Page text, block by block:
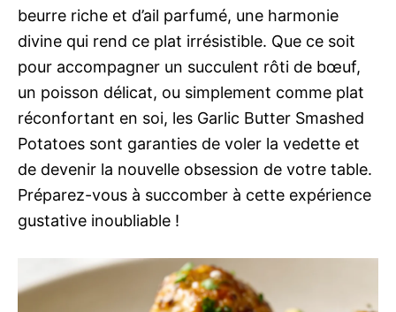
beurre riche et d’ail parfumé, une harmonie
divine qui rend ce plat irrésistible. Que ce soit
pour accompagner un succulent rôti de bœuf,
un poisson délicat, ou simplement comme plat
réconfortant en soi, les Garlic Butter Smashed
Potatoes sont garanties de voler la vedette et
de devenir la nouvelle obsession de votre table.
Préparez-vous à succomber à cette expérience
gustative inoubliable !